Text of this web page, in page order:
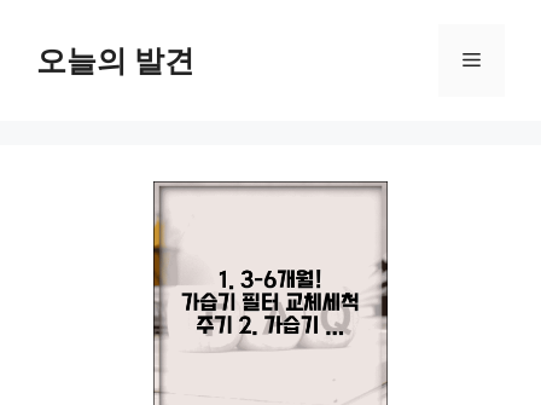
오늘의 발견 메